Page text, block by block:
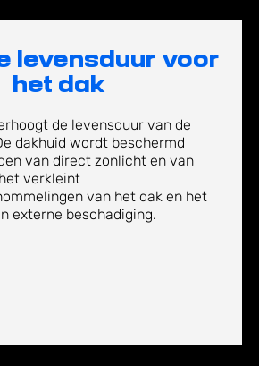
levensduur voor
het dak
de levensduur van de
dakhuid wordt beschermd
van direct zonlicht en van
verkleint
van het dak en het
externe beschadiging.